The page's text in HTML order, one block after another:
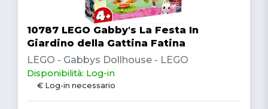
10787 LEGO Gabby's La Festa In
Giardino della Gattina Fatina
LEGO - Gabbys Dollhouse - LEGO
Disponibilità: Log-in
€ Log-in necessario